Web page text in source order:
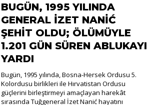
BUGÜN, 1995 YILINDA
GENERAL İZET NANİĆ
ŞEHİT OLDU; ÖLÜMÜYLE
1.201 GÜN SÜREN ABLUKAYI
YARDI
Bugün, 1995 yılında, Bosna-Hersek Ordusu 5.
Kolordusu birlikleri ile Hırvatistan Ordusu
güçlerini birleştirmeyi amaçlayan harekât
sırasında Tuğgeneral İzet Nanić hayatını